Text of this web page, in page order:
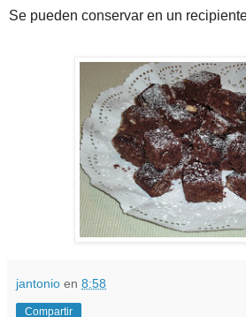
Se pueden conservar en un
jantonio en 8:58
Compartir